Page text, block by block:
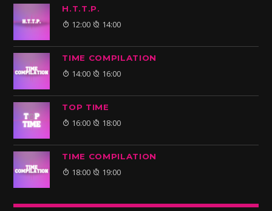
H.T.T.P.
12:00 14:00
TIME COMPILATION
14:00 16:00
TOP TIME
16:00 18:00
TIME COMPILATION
18:00 19:00